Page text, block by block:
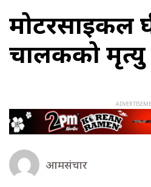
मोटरसाइकल
चालकको मृत्यु
आमसंचार